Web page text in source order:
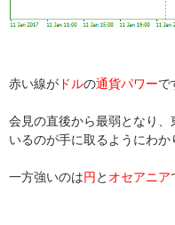
赤い線が ドルの通貨パワーで
会見の直後から最弱となり
いるのが手に取るようにわか
一方強いのは円 と オセアニア